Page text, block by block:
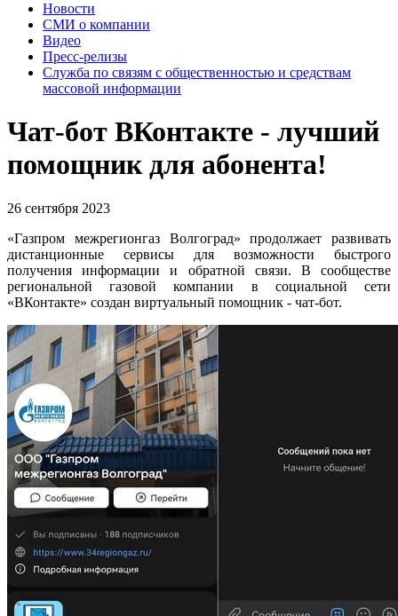
Новости
СМИ о компании
Видео
Пресс-релизы
Служба по связям с общественностью и средствам
массовой информации
Чат-бот ВКонтакте - лучший
помощник для абонента!
26 сентября 2023
«Газпром межрегионгаз Волгоград» продолжает развивать
дистанционные сервисы для возможности быстрого
получения информации и обратной связи. В сообществе
региональной газовой компании в социальной сети
«ВКонтакте» создан виртуальный помощник - чат-бот.